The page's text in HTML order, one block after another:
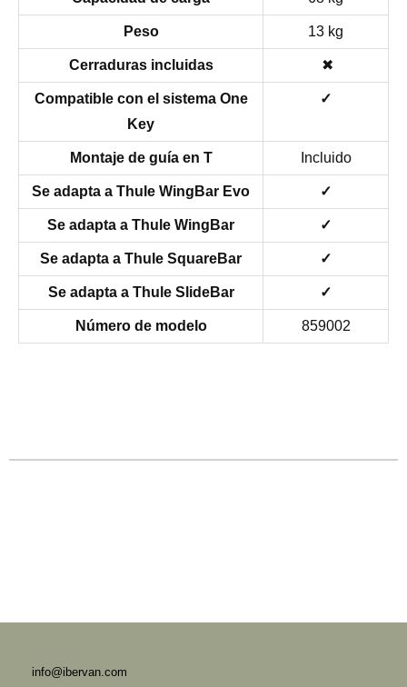
Peso 13 kg
Cerraduras incluidas ✖
Compatible con el sistema One
Key
✓
Montaje de guía en T Incluido
Se adapta a Thule WingBar Evo ✓
Se adapta a Thule WingBar ✓
Se adapta a Thule SquareBar ✓
Se adapta a Thule SlideBar ✓
Número de modelo 859002
info@ibervan.com